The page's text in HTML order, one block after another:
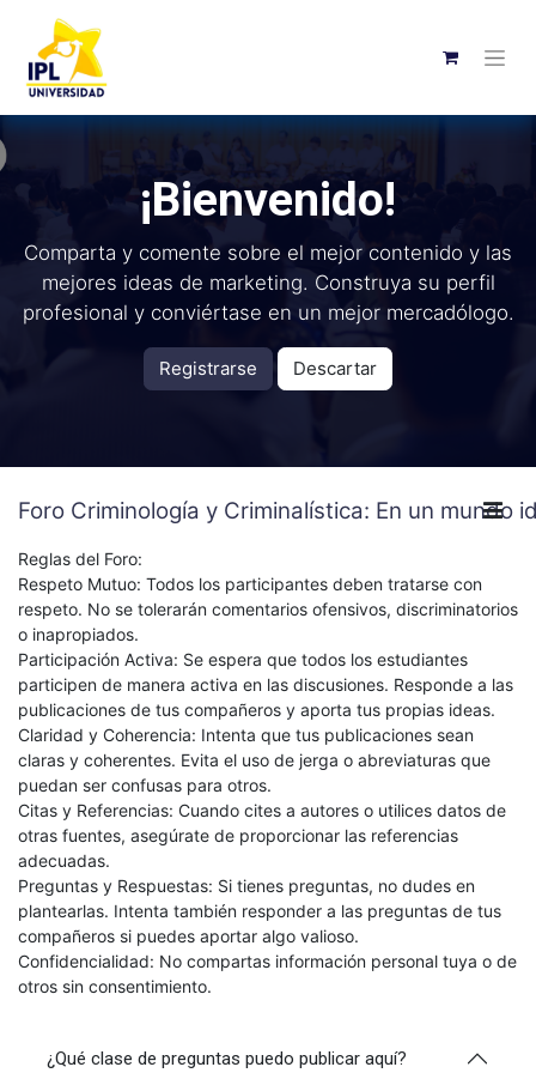
¡Bienvenido!
Comparta y comente sobre el mejor contenido y las
mejores ideas de marketing. Construya su perfil
profesional y conviértase en un mejor mercadólogo.
Registrarse Descartar
Foro Criminología y Criminalística: En un
Reglas del Foro:
Respeto Mutuo: Todos los participantes deben tratarse con
respeto. No se tolerarán comentarios ofensivos, discriminatorios
o inapropiados.
Participación Activa: Se espera que todos los estudiantes
participen de manera activa en las discusiones. Responde a las
publicaciones de tus compañeros y aporta tus propias ideas.
Claridad y Coherencia: Intenta que tus publicaciones sean
claras y coherentes. Evita el uso de jerga o abreviaturas que
puedan ser confusas para otros.
Citas y Referencias: Cuando cites a autores o utilices datos de
otras fuentes, asegúrate de proporcionar las referencias
adecuadas.
Preguntas y Respuestas: Si tienes preguntas, no dudes en
plantearlas. Intenta también responder a las preguntas de tus
compañeros si puedes aportar algo valioso.
Confidencialidad: No compartas información personal tuya o de
otros sin consentimiento.
¿Qué clase de preguntas puedo publicar aquí?